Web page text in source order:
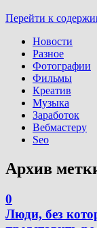
Перейти к
Новости
Разное
Фотографии
Фильмы
Креатив
Музыка
Заработок
Вебмастеру
Seo
Архив
0
Люди, без